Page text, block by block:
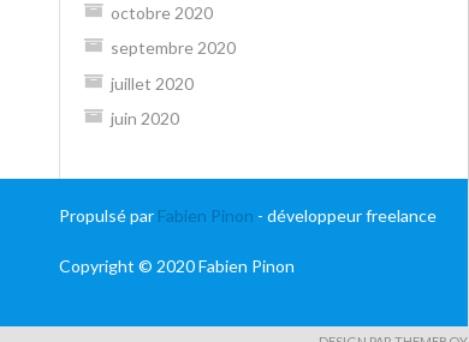
octobre 2020
septembre 2020
juillet 2020
juin 2020
Propulsé par Fabien Pinon - développeur freelance
Copyright © 2020 Fabien Pinon